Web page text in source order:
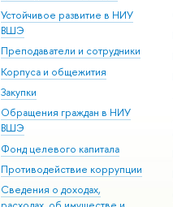
Устойчивое развитие в НИУ
ВШЭ
Преподаватели и сотрудники
Корпуса и общежития
Закупки
Обращения граждан в НИУ
ВШЭ
Фонд целевого капитала
Противодействие коррупции
Сведения о доходах,